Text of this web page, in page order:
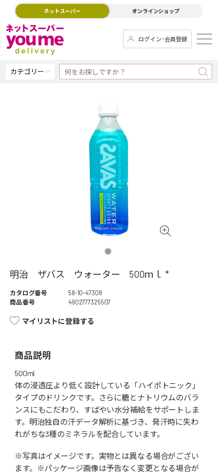
ネットスーパー オンラインショップ
ログイン･会員登録
カテゴリー
明治 ザバス ウォーター 500ｍｌ *
カタログ番号
58-10-47308
商品番号
4902777325507
マイリストに登録する
商品説明
500ml
体の浸透圧より低く設計している「ハイポトニック」
タイプのドリンクです。さらに糖とナトリウムのバラ
ンスにもこだわり、すばやい水分補給をサポートしま
す。明治独自の汗データ解析に基づき、発汗時に失わ
れがちな3種のミネラルを配合しています。
※写真はイメージです。実物とは異なる場合がござい
ます。※パッケージ画像は予告なく変更となる場合が